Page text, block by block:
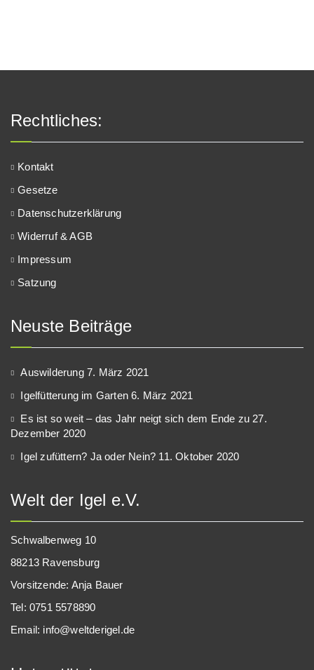
Rechtliches:
Kontakt
Gesetze
Datenschutzerklärung
Widerruf & AGB
Impressum
Satzung
Neuste Beiträge
Auswilderung 7. März 2021
Igelfütterung im Garten 6. März 2021
Es ist so weit – das Jahr neigt sich dem Ende zu 27.
Dezember 2020
Igel zufüttern? Ja oder Nein? 11. Oktober 2020
Welt der Igel e.V.
Schwalbenweg 10
88213 Ravensburg
Vorsitzende: Anja Bauer
Tel: 0751 5578890
Email: info@weltderigel.de